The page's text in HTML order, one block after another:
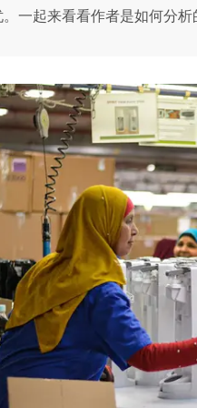
一起来看看作者是如何分析